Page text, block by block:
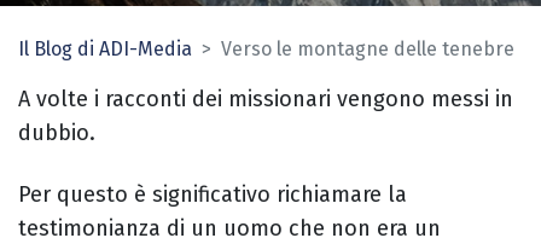
Il Blog di ADI-Media Verso le montagne delle tenebre
A volte i racconti dei missionari vengono messi in
dubbio.
Per questo è significativo richiamare la
testimonianza di un uomo che non era un